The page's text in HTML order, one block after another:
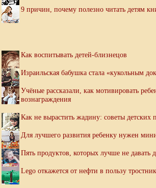
9 причин, почему полезно читать детям
Как воспитывать детей-близнецов
Израильская бабушка стала «кукольным
Учёные рассказали, как мотивировать
вознаграждения
Как не вырастить жадину: советы детских
Для лучшего развития ребенку нужен
Пять продуктов, которых лучше не давать
Lego откажется от нефти в пользу